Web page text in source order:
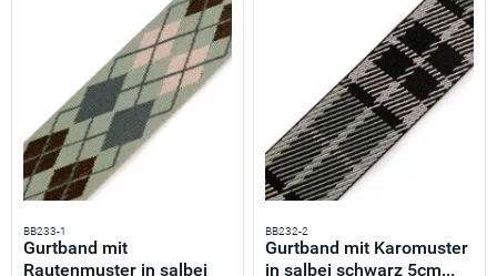
BB233-1
Gurtband mit
Rautenmuster in salbei
BB232-2
Gurtband mit Karomuster
in salbei schwarz 5cm...